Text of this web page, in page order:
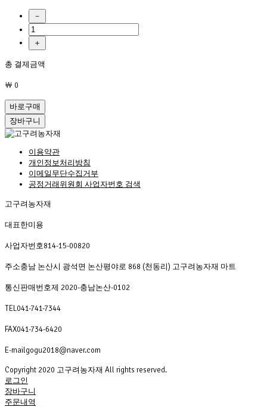
－
＋
총 결제금액
￦ 0
바로구매
장바구니
이용약관
개인정보처리방침
이메일무단수집거부
공정거래위원회 사업자번호 검색
고구려농자재
대표한미용
사업자번호814-15-00820
주소충남 논산시 광석면 논산평야로 868 (천동리) 고구려농자재 마트
통신판매번호제 2020-충남논산-0102
TEL041-741-7344
FAX041-734-6420
E-mailgogu2018@naver.com
Copyright 2020 고구려농자재 All rights reserved.
로그인
장바구니
주문내역